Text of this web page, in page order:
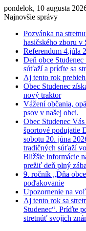
pondelok, 10 augusta
Najnovšie správy
Pozvánka na
hasičského zboru v
Referendum 4.júla
Deň obce Studenec
súťaží a príďte sa
Aj tento rok
Obec Studenec
nový traktor
Vážení občania,
psov v našej obci.
Obec Studenec
športové podujatie
sobotu 20. júna
tradičných súťaží
Bližšie informácie
prežiť deň plný
9. ročník „Dňa
poďakovanie
Upozornenie na
Aj tento rok sa
Studenec“. Príďte
stretnúť svojich